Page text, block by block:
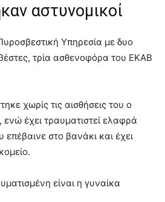
αστυνομικοί
Υπηρεσία με δυο
τρία ασθενοφόρα του ΕΚΑΒ
χωρίς τις αισθήσεις του ο
έχει τραυματιστεί ελαφρά
στο βανάκι και έχει
είναι η γυναίκα